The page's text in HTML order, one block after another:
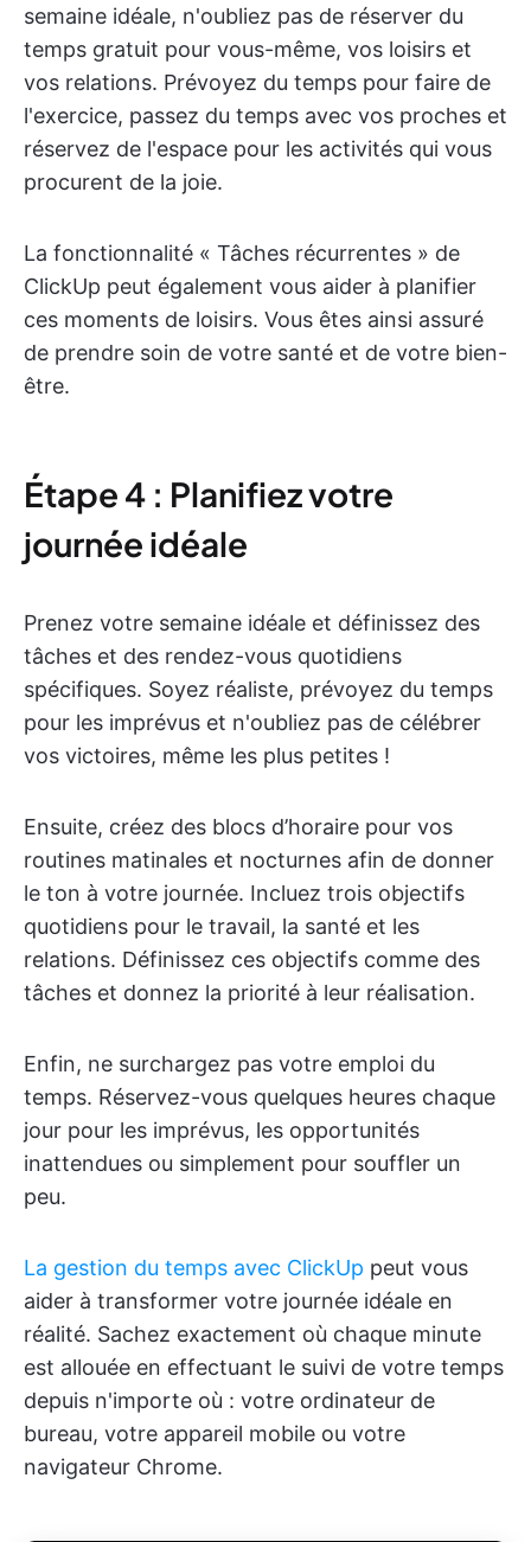
semaine idéale, n'oubliez pas de réserver du
temps gratuit pour vous-même, vos loisirs et
vos relations. Prévoyez du temps pour faire de
l'exercice, passez du temps avec vos proches et
réservez de l'espace pour les activités qui vous
procurent de la joie.
La fonctionnalité « Tâches récurrentes » de
ClickUp peut également vous aider à planifier
ces moments de loisirs. Vous êtes ainsi assuré
de prendre soin de votre santé et de votre bien-
être.
Étape 4 : Planifiez votre
journée idéale
Prenez votre semaine idéale et définissez des
tâches et des rendez-vous quotidiens
spécifiques. Soyez réaliste, prévoyez du temps
pour les imprévus et n'oubliez pas de célébrer
vos victoires, même les plus petites !
Ensuite, créez des blocs d’horaire pour vos
routines matinales et nocturnes afin de donner
le ton à votre journée. Incluez trois objectifs
quotidiens pour le travail, la santé et les
relations. Définissez ces objectifs comme des
tâches et donnez la priorité à leur réalisation.
Enfin, ne surchargez pas votre emploi du
temps. Réservez-vous quelques heures chaque
jour pour les imprévus, les opportunités
inattendues ou simplement pour souffler un
peu.
La gestion du temps avec ClickUp peut vous
aider à transformer votre journée idéale en
réalité. Sachez exactement où chaque minute
est allouée en effectuant le suivi de votre temps
depuis n'importe où : votre ordinateur de
bureau, votre appareil mobile ou votre
navigateur Chrome.